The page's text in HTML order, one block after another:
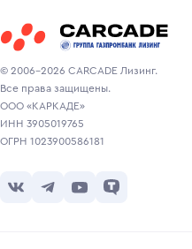
© 2006-2026 CARCADE Лизинг.
Все права защищены.
ООО «КАРКАДЕ»
ИНН 3905019765
ОГРН 1023900586181